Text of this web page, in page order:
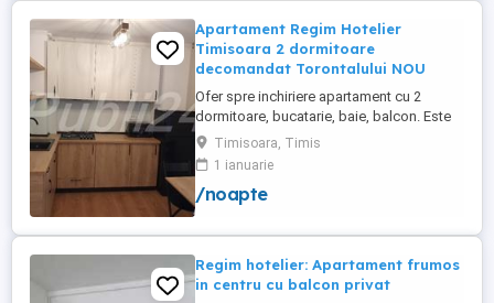
Apartament Regim Hotelier
Timisoara 2 dormitoare
decomandat Torontalului NOU
Ofer spre inchiriere apartament cu 2
dormitoare, bucatarie, baie, balcon. Este
complet utilat si mobilat nou, clima,
internet, tv, video interfon masina de
spalat haine, lenjerii, prosoape,
consumabile. In incinta complexului de
de joaca pentru copii. Apartamentul ...
Timisoara, Timis
1 ianuarie
/noapte
Regim hotelier: Apartament frumos
in centru cu balcon privat